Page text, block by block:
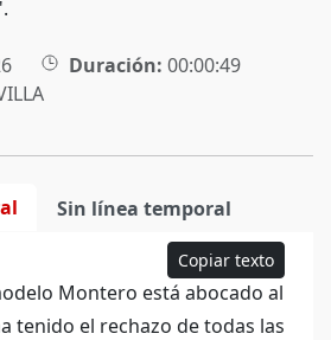
Duración: 00:00:49
Sin línea temporal
Copiar texto
Montero está abocado al
tenido el rechazo de todas las